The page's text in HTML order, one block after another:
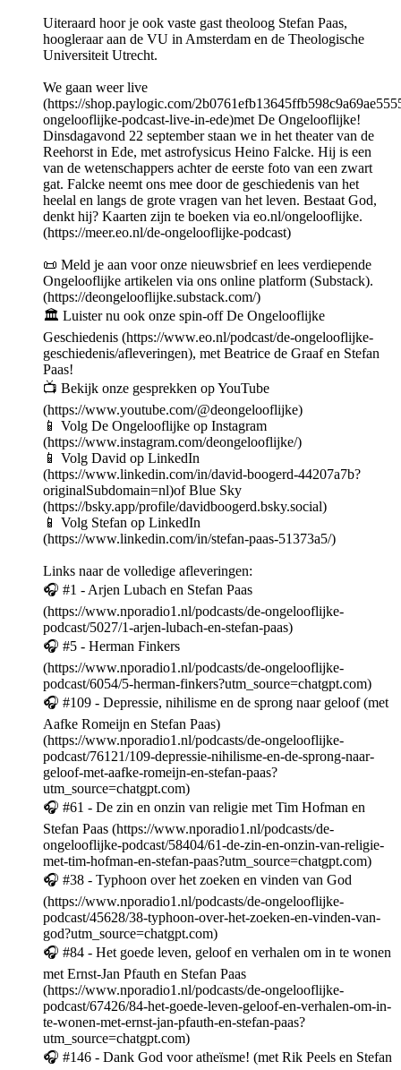
Uiteraard hoor je ook vaste gast theoloog Stefan Paas,
hoogleraar aan de VU in Amsterdam en de Theologische
Universiteit Utrecht.
We gaan weer live
(https://shop.paylogic.com/
ongelooflijke-podcast-live-in-ede)met De Ongelooflijke!
Dinsdagavond 22 september staan we in het theater van de
Reehorst in Ede, met astrofysicus Heino Falcke. Hij is een
van de wetenschappers achter de eerste foto van een zwart
gat. Falcke neemt ons mee door de geschiedenis van het
heelal en langs de grote vragen van het leven. Bestaat God,
denkt hij? Kaarten zijn te boeken via eo.nl/ongelooflijke.
(https://meer.eo.nl/de-ongelooflijke-podcast)
📜 Meld je aan voor onze nieuwsbrief en lees verdiepende
Ongelooflijke artikelen via ons online platform (Substack).
(https://deongelooflijke.substack.com/)
🏛 Luister nu ook onze spin-off De Ongelooflijke
Geschiedenis (https://www.eo.nl/podcast/de-ongelooflijke-
geschiedenis/afleveringen), met Beatrice de Graaf en Stefan
Paas!
📺 Bekijk onze gesprekken op YouTube
(https://www.youtube.com/@deongelooflijke)
📱 Volg De Ongelooflijke op Instagram
(https://www.instagram.com/deongelooflijke/)
📱 Volg David op LinkedIn
(https://www.linkedin.com/in/david-boogerd-44207a7b?
originalSubdomain=nl)of Blue Sky
(https://bsky.app/profile/davidboogerd.bsky.social)
📱 Volg Stefan op LinkedIn
(https://www.linkedin.com/in/stefan-paas-51373a5/)
Links naar de volledige afleveringen:
🎧 #1 - Arjen Lubach en Stefan Paas
(https://www.nporadio1.nl/podcasts/de-ongelooflijke-
podcast/5027/1-arjen-lubach-en-stefan-paas)
🎧 #5 - Herman Finkers
(https://www.nporadio1.nl/podcasts/de-ongelooflijke-
podcast/6054/5-herman-finkers?utm_source=chatgpt.com)
🎧 #109 - Depressie, nihilisme en de sprong naar geloof (met
Aafke Romeijn en Stefan Paas)
(https://www.nporadio1.nl/podcasts/de-ongelooflijke-
podcast/76121/109-depressie-nihilisme-en-de-sprong-naar-
geloof-met-aafke-romeijn-en-stefan-paas?
utm_source=chatgpt.com)
🎧 #61 - De zin en onzin van religie met Tim Hofman en
Stefan Paas (https://www.nporadio1.nl/podcasts/de-
ongelooflijke-podcast/58404/61-de-zin-en-onzin-van-religie-
met-tim-hofman-en-stefan-paas?utm_source=chatgpt.com)
🎧 #38 - Typhoon over het zoeken en vinden van God
(https://www.nporadio1.nl/podcasts/de-ongelooflijke-
podcast/45628/38-typhoon-over-het-zoeken-en-vinden-van-
god?utm_source=chatgpt.com)
🎧 #84 - Het goede leven, geloof en verhalen om in te wonen
met Ernst-Jan Pfauth en Stefan Paas
(https://www.nporadio1.nl/podcasts/de-ongelooflijke-
podcast/67426/84-het-goede-leven-geloof-en-verhalen-om-in-
te-wonen-met-ernst-jan-pfauth-en-stefan-paas?
utm_source=chatgpt.com)
🎧 #146 - Dank God voor atheïsme! (met Rik Peels en Stefan